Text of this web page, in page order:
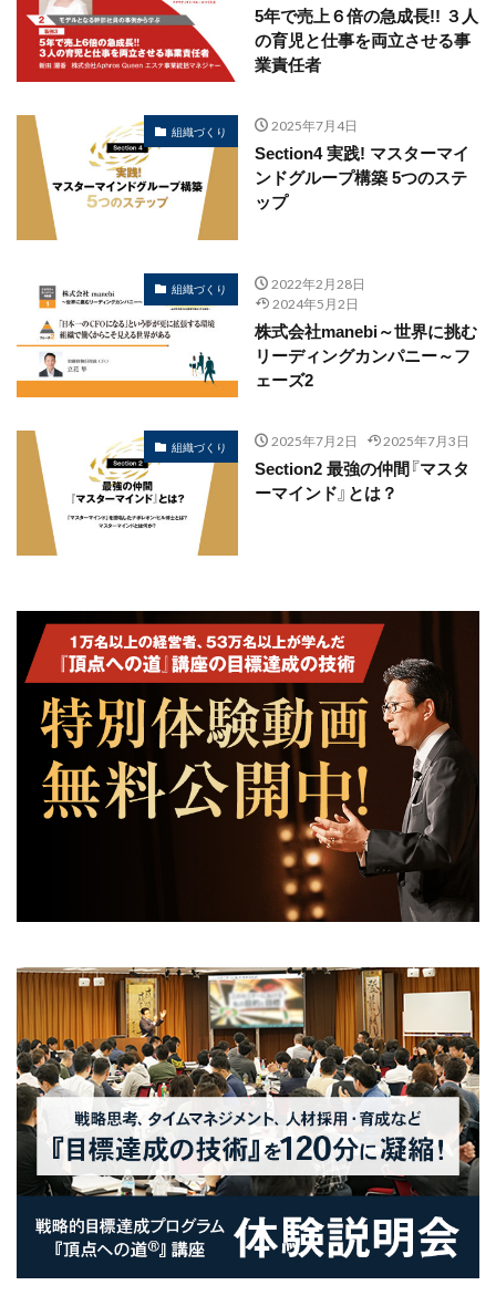
5年で売上６倍の急成長!! ３人
の育児と仕事を両立させる事
業責任者
組織づくり 2025年7月4日
Section4 実践! マスターマイ
ンドグループ構築 5つのステ
ップ
組織づくり
2022年2月28日
2024年5月2日
株式会社manebi～世界に挑む
リーディングカンパニー～フ
ェーズ2
組織づくり 2025年7月2日 2025年7月3日
Section2 最強の仲間『マスタ
ーマインド』とは？